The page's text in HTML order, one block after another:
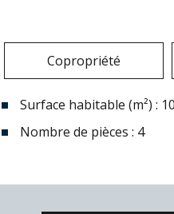
Copropriété
Surface habitable (m²) :
Nombre de pièces : 4